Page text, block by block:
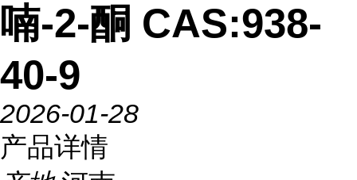
喃-2-酮 CAS:938-
40-9
2026-01-28
产品详情